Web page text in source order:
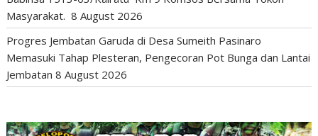
Masyarakat. 8 August 2026
Progres Jembatan Garuda di Desa Sumeith Pasinaro
Memasuki Tahap Plesteran, Pengecoran Pot Bunga dan Lantai
Jembatan 8 August 2026